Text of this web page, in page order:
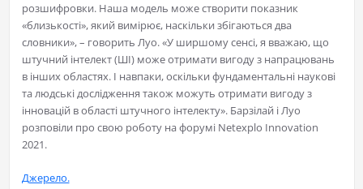
розшифровки. Наша модель може створити показник
«близькості», який вимірює, наскільки збігаються два
словники», – говорить Луо. «У ширшому сенсі, я вважаю, що
штучний інтелект (ШІ) може отримати вигоду з напрацювань
в інших областях. І навпаки, оскільки фундаментальні наукові
та людські дослідження також можуть отримати вигоду з
інновацій в області штучного інтелекту». Барзілай і Луо
розповіли про свою роботу на форумі Netexplo Innovation
2021.
Джерело.